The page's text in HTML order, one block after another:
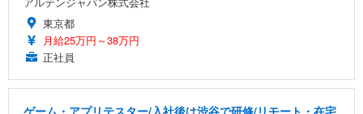
東京都
月給25万円～38万円
正社員
ゲーム・アプリテスター/入社後は渋谷で研修/リモート・在宅